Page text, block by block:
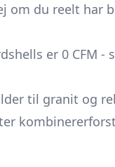
om du reelt har
er 0 CFM -
til granit og